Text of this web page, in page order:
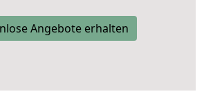
Angebote erhalten